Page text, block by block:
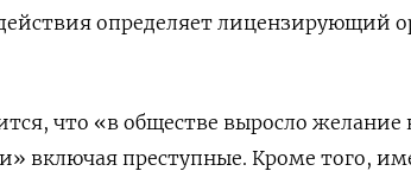
определяет лицензирующий
что «в обществе выросло
включая преступные. Кроме того,